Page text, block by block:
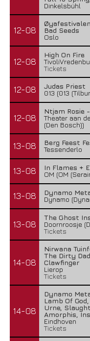
Dinkelsbühl
12-08
Bad Seeds
Oslo
12-08
High On Fire
Tickets
12-08
Judas Priest
013 (013
12-08
Ntjam Rosie
Theater aan
(Den Bosch))
13-08
Berg Feest
Tessenderlo
13-08
In Flames +
OM (OM
13-08
Dynamo
Dynamo
13-08
The Ghost
Doornroosje
Tickets
14-08
Nirwana
The Dirty
Clawfinger
Lierop
Tickets
14-08
Dynamo
Lamb Of
Urne,
Amorphis,
Eindhoven
Tickets